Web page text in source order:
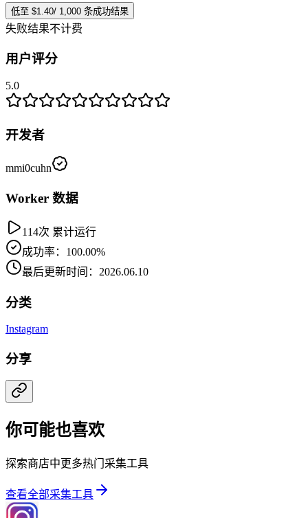
低至 $1.40/ 1,000 条成功结果
失败结果不计费
用户评分
5.0
开发者
mmi0cuhn
Worker 数据
114次 累计运行
成功率：100.00%
最后更新时间：2026.06.10
分类
Instagram
分享
你可能也喜欢
探索商店中更多热门采集工具
查看全部采集工具